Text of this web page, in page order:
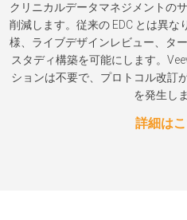
クリニカルデータマネジメントの
削減します。従来の EDC とは異な
様、ライブデザインレビュー、タ
スタディ構築を可能にします。
ションは不要で、プロトコル改訂
を発生し
詳細は